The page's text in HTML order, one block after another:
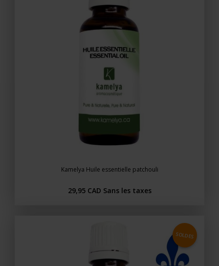
Kamelya Huile essentielle patchouli
29,95 CAD Sans les taxes
SOLDES